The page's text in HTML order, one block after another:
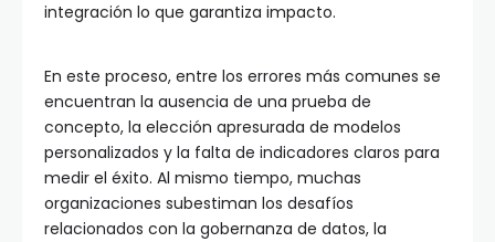
integración lo que garantiza impacto.
En este proceso, entre los errores más comunes se
encuentran la ausencia de una prueba de
concepto, la elección apresurada de modelos
personalizados y la falta de indicadores claros para
medir el éxito. Al mismo tiempo, muchas
organizaciones subestiman los desafíos
relacionados con la gobernanza de datos, la